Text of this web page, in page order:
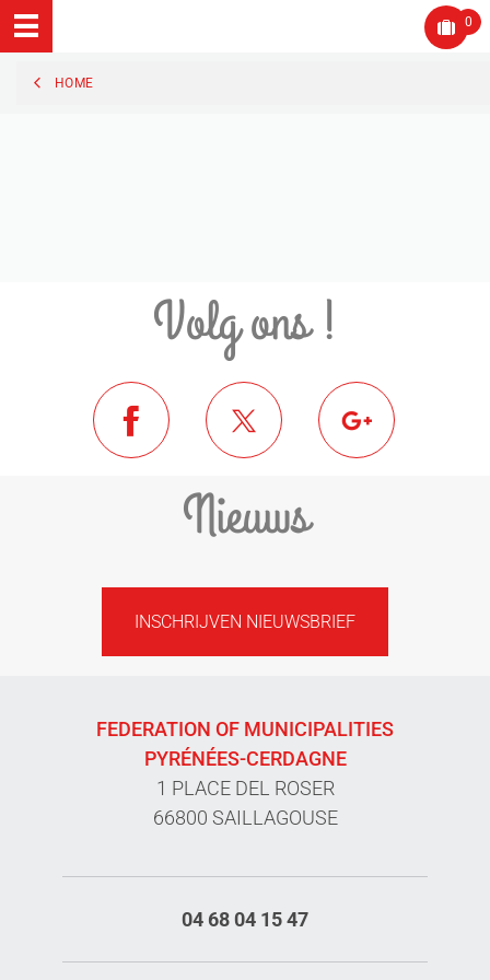
0
HOME
Volg ons !
Nieuws
INSCHRIJVEN NIEUWSBRIEF
FEDERATION OF MUNICIPALITIES
PYRÉNÉES-CERDAGNE
1 PLACE DEL ROSER
66800 SAILLAGOUSE
04 68 04 15 47